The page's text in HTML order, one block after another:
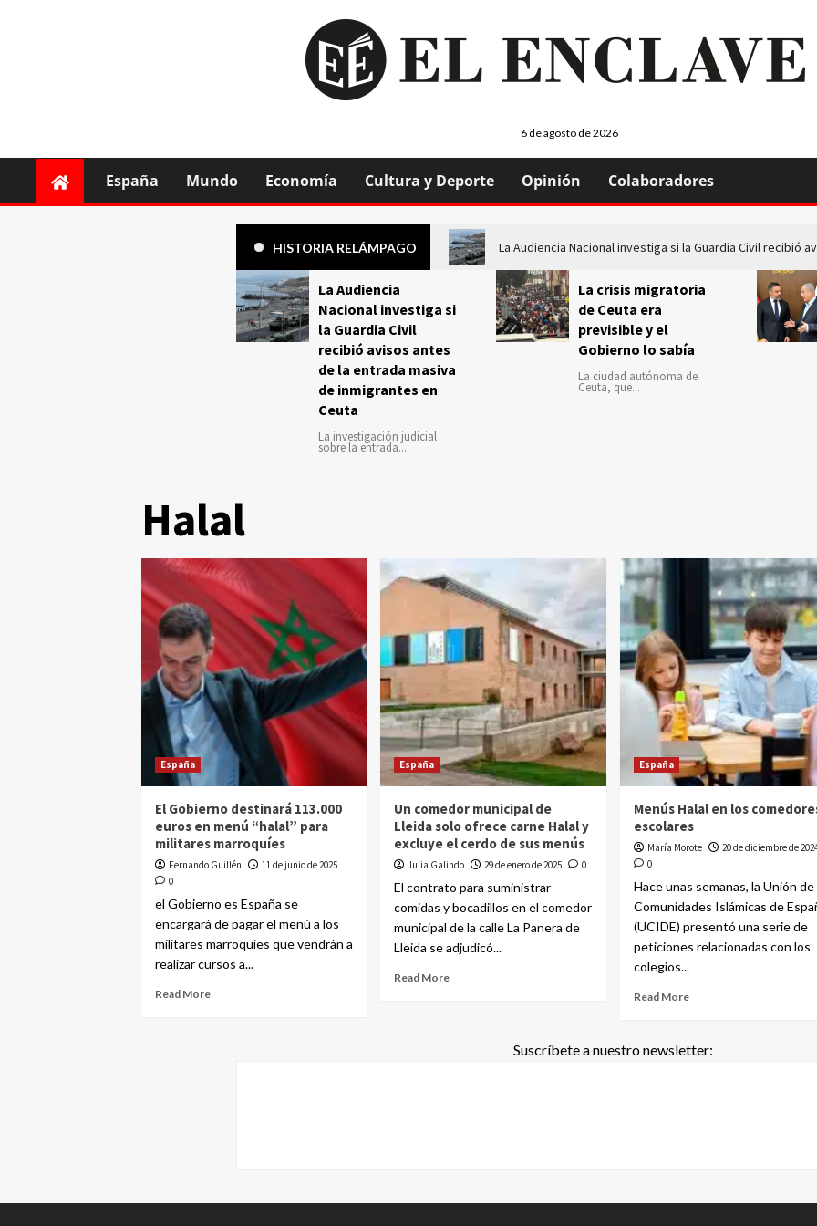
6 de agosto de 2026
España Mundo Economía Cultura y Deporte Opinión Colaboradores
HISTORIA RELÁMPAGO La Audiencia Nacional investiga si la Guardia Civil recibió
La Audiencia
Nacional investiga si
la Guardia Civil
recibió avisos antes
de la entrada masiva
de inmigrantes en
Ceuta
La investigación judicial
sobre la entrada...
La crisis migratoria
de Ceuta era
previsible y el
Gobierno lo sabía
La ciudad autónoma de
Ceuta, que...
Halal
España
El Gobierno destinará 113.000
euros en menú “halal” para
militares marroquíes
Fernando Guillén
11 de junio de 2025
0
el Gobierno es España se
encargará de pagar el menú a los
militares marroquíes que vendrán a
realizar cursos a...
Read More
España
Un comedor municipal de
Lleida solo ofrece carne Halal y
excluye el cerdo de sus menús
Julia Galindo 29 de enero de 2025 0
El contrato para suministrar
comidas y bocadillos en el comedor
municipal de la calle La Panera de
Lleida se adjudicó...
Read More
España
Menús Halal en los
escolares
María Morote
20 de diciembre de
0
Hace unas semanas, la Unión de
Comunidades Islámicas de
(UCIDE) presentó una serie de
peticiones relacionadas con los
colegios...
Read More
Suscríbete a nuestro newsletter: